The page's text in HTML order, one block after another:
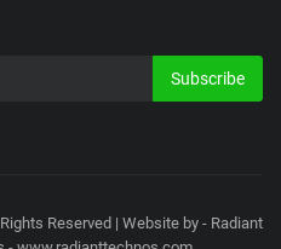
Subscribe
Reserved | Website by - Radiant